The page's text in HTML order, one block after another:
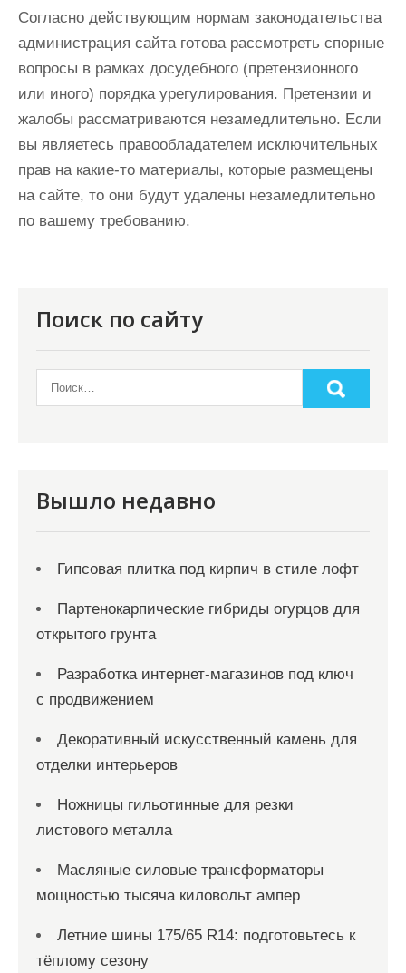
Согласно действующим нормам законодательства
администрация сайта готова рассмотреть спорные
вопросы в рамках досудебного (претензионного
или иного) порядка урегулирования. Претензии и
жалобы рассматриваются незамедлительно. Если
вы являетесь правообладателем исключительных
прав на какие-то материалы, которые размещены
на сайте, то они будут удалены незамедлительно
по вашему требованию.
Поиск по сайту
Вышло недавно
Гипсовая плитка под кирпич в стиле лофт
Партенокарпические гибриды огурцов для
открытого грунта
Разработка интернет-магазинов под ключ
с продвижением
Декоративный искусственный камень для
отделки интерьеров
Ножницы гильотинные для резки
листового металла
Масляные силовые трансформаторы
мощностью тысяча киловольт ампер
Летние шины 175/65 R14: подготовьтесь к
тёплому сезону